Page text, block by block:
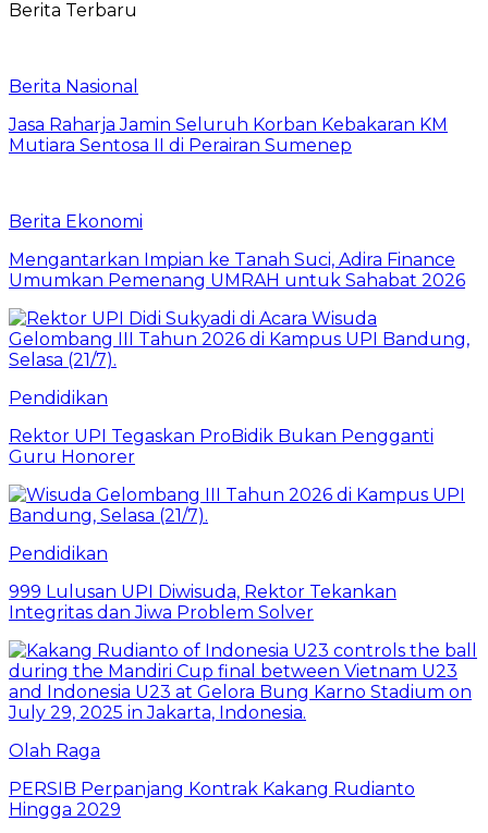
Berita Terbaru
Berita Nasional
Jasa Raharja Jamin Seluruh Korban Kebakaran KM
Mutiara Sentosa II di Perairan Sumenep
Berita Ekonomi
Mengantarkan Impian ke Tanah Suci, Adira Finance
Umumkan Pemenang UMRAH untuk Sahabat 2026
Pendidikan
Rektor UPI Tegaskan ProBidik Bukan Pengganti
Guru Honorer
Pendidikan
999 Lulusan UPI Diwisuda, Rektor Tekankan
Integritas dan Jiwa Problem Solver
Olah Raga
PERSIB Perpanjang Kontrak Kakang Rudianto
Hingga 2029